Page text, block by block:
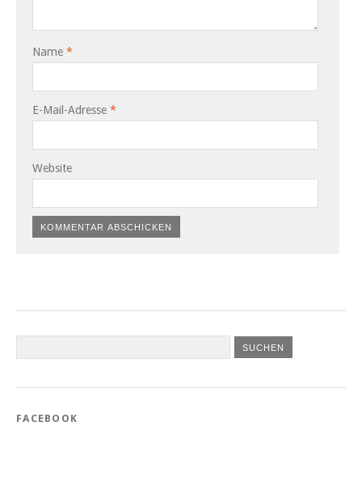
Name *
E-Mail-Adresse *
Website
FACEBOOK